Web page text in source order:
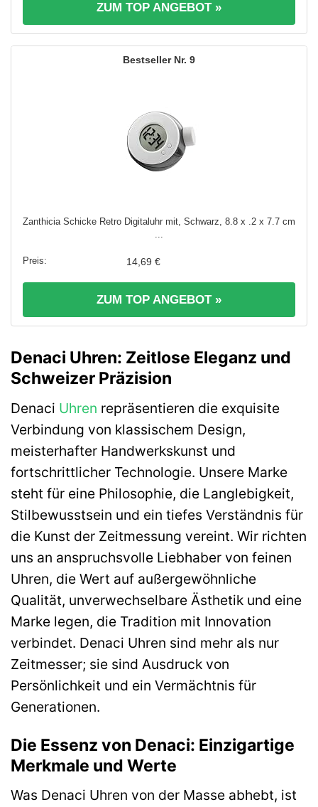
ZUM TOP ANGEBOT »
9
Zanthicia Schicke Retro Digitaluhr mit, Schwarz, 8.8 x .2 x 7.7 cm
...
14,69 €
ZUM TOP ANGEBOT »
Denaci Uhren: Zeitlose Eleganz und
Schweizer Präzision
Denaci Uhren repräsentieren die exquisite
Verbindung von klassischem Design,
meisterhafter Handwerkskunst und
fortschrittlicher Technologie. Unsere Marke
steht für eine Philosophie, die Langlebigkeit,
Stilbewusstsein und ein tiefes Verständnis für
die Kunst der Zeitmessung vereint. Wir richten
uns an anspruchsvolle Liebhaber von feinen
Uhren, die Wert auf außergewöhnliche
Qualität, unverwechselbare Ästhetik und eine
Marke legen, die Tradition mit Innovation
verbindet. Denaci Uhren sind mehr als nur
Zeitmesser; sie sind Ausdruck von
Persönlichkeit und ein Vermächtnis für
Generationen.
Die Essenz von Denaci: Einzigartige
Merkmale und Werte
Was Denaci Uhren von der Masse abhebt, ist